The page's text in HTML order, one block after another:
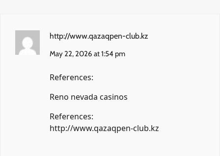
http://www.qazaqpen-club.kz
May 22, 2026 at 1:54 pm
References:
Reno nevada casinos
References:
http://www.qazaqpen-club.kz